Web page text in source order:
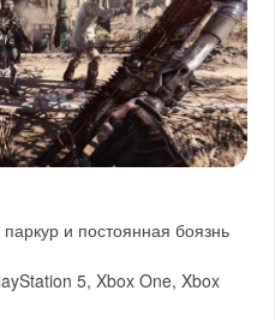
и постоянная боязнь
5, Xbox One, Xbox